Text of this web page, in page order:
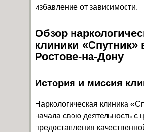
избавление от зависимости.
Обзор
клиники «Спутник»
Ростове-на-Дону
История и миссия
Наркологическая клиника
начала свою деятельность с
предоставления